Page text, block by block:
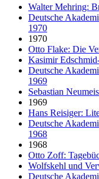
Walter Mehring:
Deutsche
1970
1970
Otto Flake: Die
Kasimir
Deutsche
1969
Sebastian
1969
Hans Reisiger:
Deutsche
1968
1968
Otto Zoff:
Wolfskehl und
Deutsche